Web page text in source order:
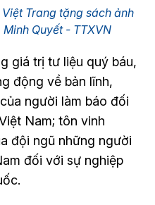
Trang tặng sách ảnh
Quyết - TTXVN
giá trị tư liệu quý báu,
động về bản lĩnh,
người làm báo đối
Nam; tôn vinh
đội ngũ những người
đối với sự nghiệp